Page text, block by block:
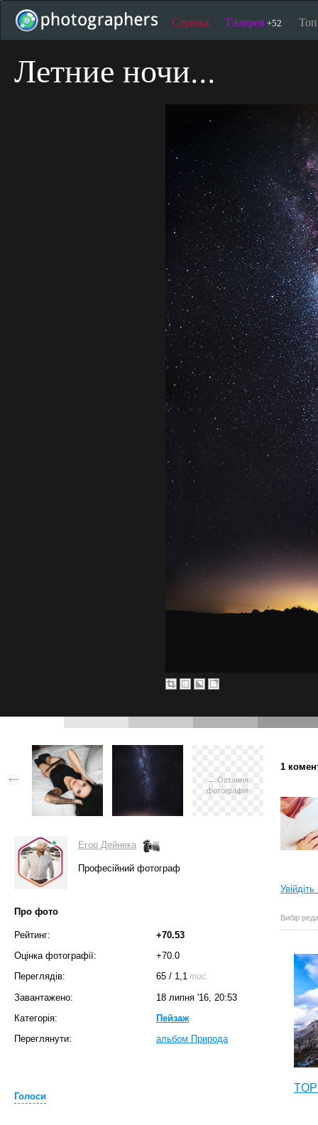
Стрічка Галерея +52
Летние ночи...
← Остання
фотографія
Егор Дейнека
Професійний фотограф
Про фото
Рейтинг:
+70.53
Оцінка фотографії:
+70.0
Переглядів:
65 / 1,1 тис.
Завантажено:
18 липня '16, 20:53
Категорія:
Пейзаж
Переглянути:
альбом Природа
Голоси
1
Вибір